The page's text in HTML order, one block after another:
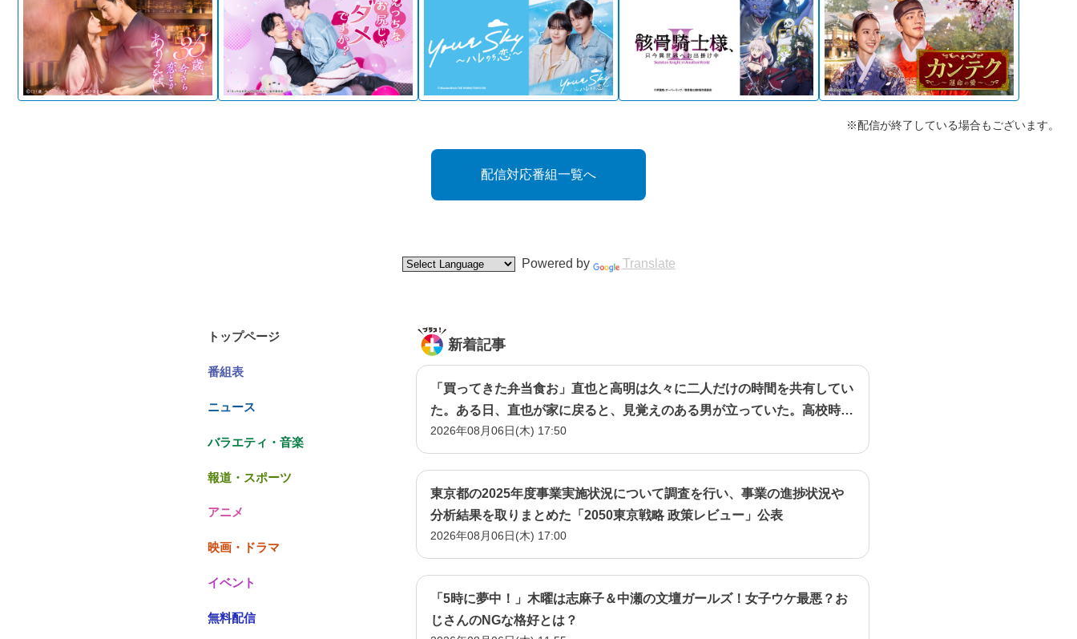
※配信が終了している場合もございます。
配信対応番組一覧へ
Powered by Translate
トップページ
番組表
ニュース
バラエティ・音楽
報道・スポーツ
アニメ
映画・ドラマ
イベント
無料配信
新着記事
「買ってきた弁当食お」直也と高明は久々に二人だけの時間を共有してい
た。ある日、直也が家に戻ると、見覚えのある男が立っていた。高校時代
に取り巻きだった男・立木だ―
2026年08月06日(木) 17:50
東京都の2025年度事業実施状況について調査を行い、事業の進捗状況や
分析結果を取りまとめた「2050東京戦略 政策レビュー」公表
2026年08月06日(木) 17:00
「5時に夢中！」木曜は志麻子＆中瀬の文壇ガールズ！女子ウケ最悪？お
じさんのNGな格好とは？